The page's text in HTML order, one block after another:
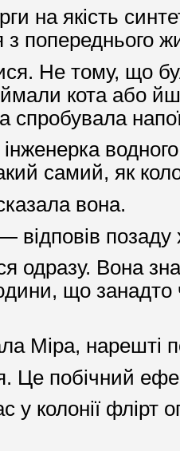
на якість
попереднього
Не тому, що
кота або
спробувала
самий, як
вона.
позаду
одразу. Вона
що занадто
Міра, нарешті
побічний
колонії флірт